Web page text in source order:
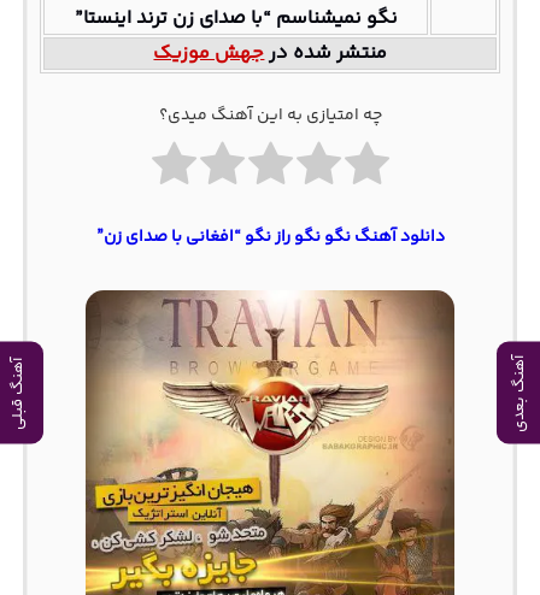
آهنگ بعدی آهنگ قبلی
نگو نمیشناسم “با صدای زن ترند اینستا”
منتشر شده درجهش موزیک
چه امتیازی به این آهنگ میدی؟
دانلود آهنگ نگو نگو راز نگو “افغانی با صدای زن”